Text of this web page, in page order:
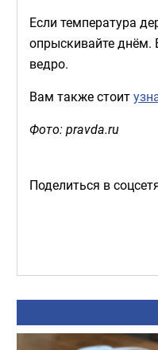
Если температура
опрыскивайте днём.
ведро.
Вам также стоит
Фото: pravda.ru
Поделиться в